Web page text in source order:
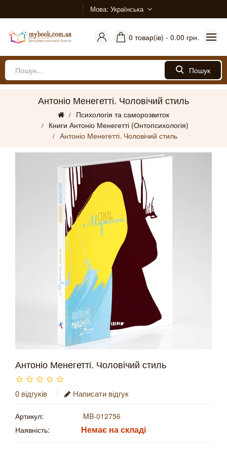
Мова Українська
0 товар(ів) - 0.00 грн.
Пошук
Антоніо Менегетті. Чоловічий стиль
Психологія та саморозвиток
Книги Антоніо Менегетті (Онтопсихологія)
Антоніо Менегетті. Чоловічий стиль
Антоніо Менегетті. Чоловічий стиль
0 відгуків Написати відгук
Артикул:
MB-012756
Наявність:
Немає на складі